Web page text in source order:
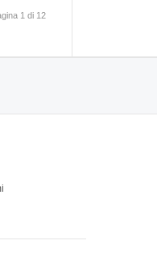
1 di 12